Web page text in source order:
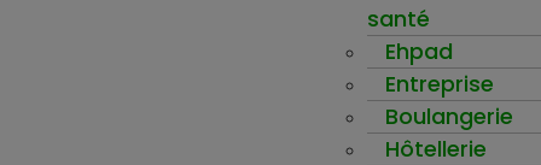
santé
Ehpad
Entreprise
Boulangerie
Hôtellerie